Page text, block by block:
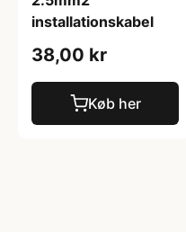
installationskabel
38,00 kr
Køb her